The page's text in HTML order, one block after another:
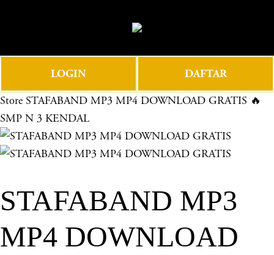
e
e
n
u
LOGIN DAFTAR
Store STAFABAND MP3 MP4 DOWNLOAD GRATIS 🔥
SMP N 3 KENDAL
STAFABAND MP3
MP4 DOWNLOAD